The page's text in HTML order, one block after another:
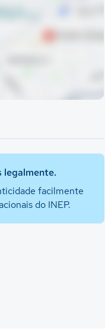
legalmente.
facilmente
do INEP.